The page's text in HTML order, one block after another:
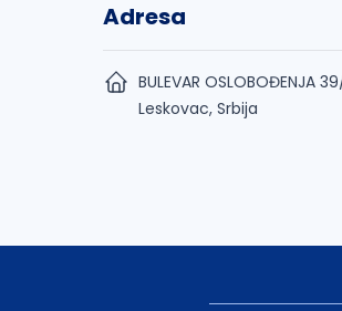
Adresa
BULEVAR OSLOBOĐENJA
Leskovac, Srbija